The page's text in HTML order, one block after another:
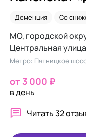
Деменция Со
МО, городской
Центральная улица,
Метро: Пятницкое
от 3 000 ₽
в день
Читать32